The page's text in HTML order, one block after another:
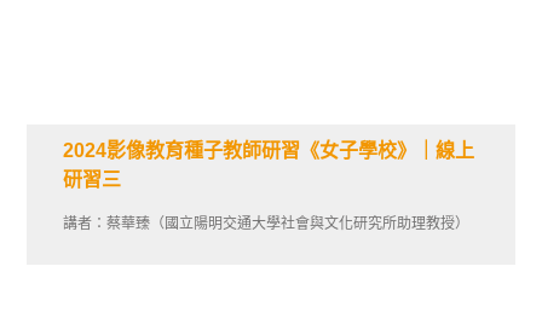
2024影像教育種子教師研習《女子學校》｜線上
研習三
講者：蔡華臻（國立陽明交通大學社會與文化研究所助理教授）